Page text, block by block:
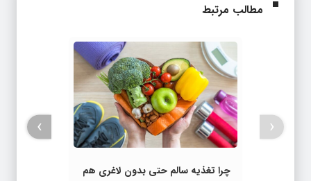
مطالب مرتبط
چرا تغذیه‌ سالم حتی بدون لاغری هم
‹
›